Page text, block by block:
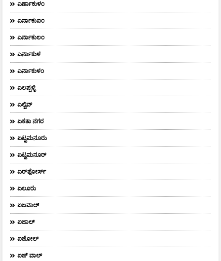
ಎರ್ಣಾಕುಳಂ
ಎರ್ನಾಕುಐಂ
ಎರ್ನಾಕುಲಂ
ಎರ್ನಾಕುಳ
ಎರ್ನಾಕುಳಂ
ಎಲಪ್ಪಳ್ಳಿ
ಎಲ್ವಿವ್
ಏಕತಾ ನಗರ
ಏಟ್ಟಮನೂರು
ಏಟ್ಟಮನೂರ್
ಏರ್‌ಫೋರ್ಸ್‌
ಏಲೂರು
ಐಜವಾಲ್
ಐಜಾಲ್
ಐಜೋಲ್
ಐಜ್ ವಾಲ್